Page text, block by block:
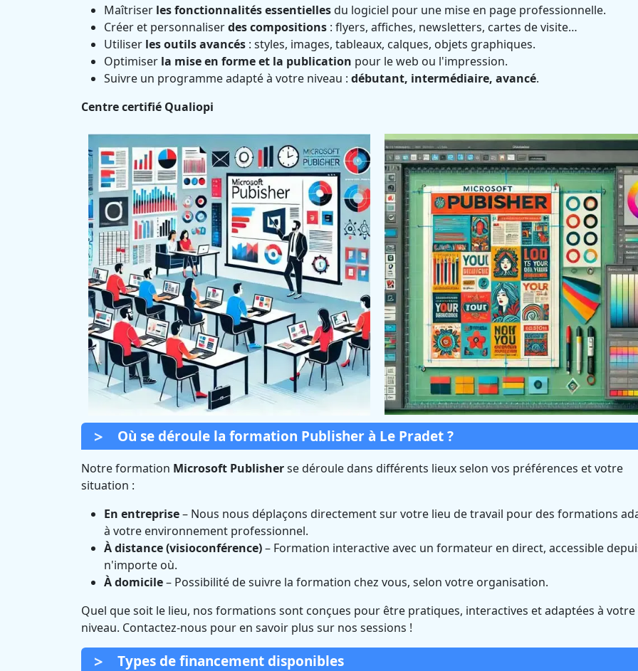
Maîtriser les fonctionnalités essentiellesdu logiciel pour une mise en page professionnelle.
Créer et personnaliserdes compositions : flyers, affiches, newsletters, cartes de visite…
Utiliser les outils avancés : styles, images, tableaux, calques, objets graphiques.
Optimiser la mise en forme et la publication pour le web ou l'impression.
Suivre un programme adapté à votre niveau : débutant, intermédiaire, avancé.
Centre certifié Qualiopi
Où se déroule la formation Publisher à Le Pradet ?
Notre formation Microsoft Publisherse déroule dans différents lieux selon vos préférences et votre
situation :
En entreprise– Nous nous déplaçons directement sur votre lieu de travail pour des formations
à votre environnement professionnel.
À distance (visioconférence)– Formation interactive avec un formateur en direct, accessible
n'importe où.
À domicile– Possibilité de suivre la formation chez vous, selon votre organisation.
Quel que soit le lieu, nos formations sont conçues pour être pratiques, interactives et adaptées à votre
niveau. Contactez-nous pour en savoir plus sur nos sessions !
Types de financement disponibles